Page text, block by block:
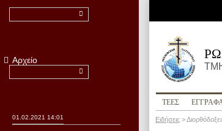
ΤΕΕΣ
Ειδήσεις >
Αρχείο
01.02.2021 14:01